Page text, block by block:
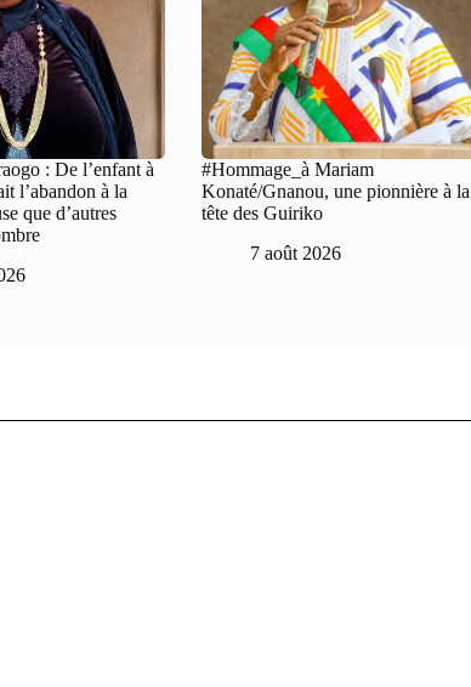
: De l’enfant à
l’abandon à la
que d’autres
#Hommage_à Mariam
Konaté/Gnanou, une pionnière à la
tête des Guiriko
7 août 2026